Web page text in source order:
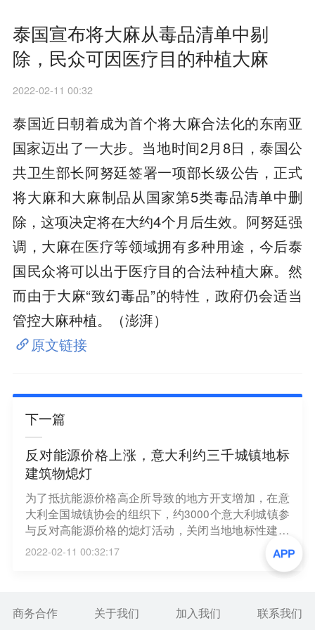
泰国宣布将大麻从毒品清单中剔
除，民众可因医疗目的种植大麻
2022-02-11 00:32
泰国近日朝着成为首个将大麻合法化的东南亚
国家迈出了一大步。当地时间2月8日，泰国公
共卫生部长阿努廷签署一项部长级公告，正式
将大麻和大麻制品从国家第5类毒品清单中删
除，这项决定将在大约4个月后生效。阿努廷强
调，大麻在医疗等领域拥有多种用途，今后泰
国民众将可以出于医疗目的合法种植大麻。然
而由于大麻“致幻毒品”的特性，政府仍会适当
管控大麻种植。（澎湃）
原文链接
下一篇
反对能源价格上涨，意大利约三千城镇地标
建筑物熄灯
为了抵抗能源价格高企所导致的地方开支增加，在意
大利全国城镇协会的组织下，约3000个意大利城镇参
与反对高能源价格的熄灯活动，关闭当地地标性建筑
物照明设施半小时或一小时。（央视新闻）
2022-02-11 00:32:17
商务合作 关于我们 加入我们 联系我们